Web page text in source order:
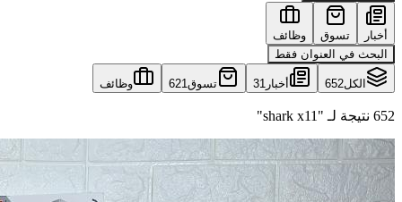
أخبار تسوق
وظائف
البحث في العنوان فقط
الكل652 أخبار 31 تسوق 621 وظائف
652 نتيجة لـ "shark x11"